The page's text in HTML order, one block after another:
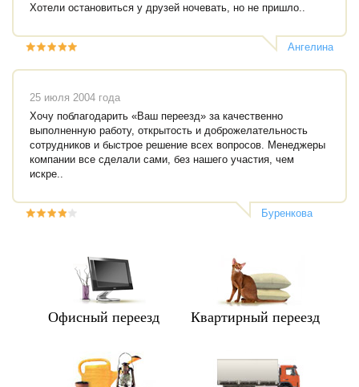
Хотели остановиться у друзей ночевать, но не пришло..
Ангелина
25 июля 2004 года
Хочу поблагодарить «Ваш переезд» за качественно
выполненную работу, открытость и доброжелательность
сотрудников и быстрое решение всех вопросов. Менеджеры
компании все сделали сами, без нашего участия, чем
искре..
Буренкова
Офисный переезд Квартирный переезд